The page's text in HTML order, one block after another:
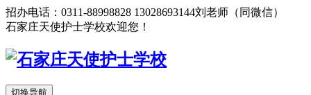
招办电话：0311-88998828 13028693144刘老师（同微信）
石家庄天使护士学校欢迎您！
切换导航